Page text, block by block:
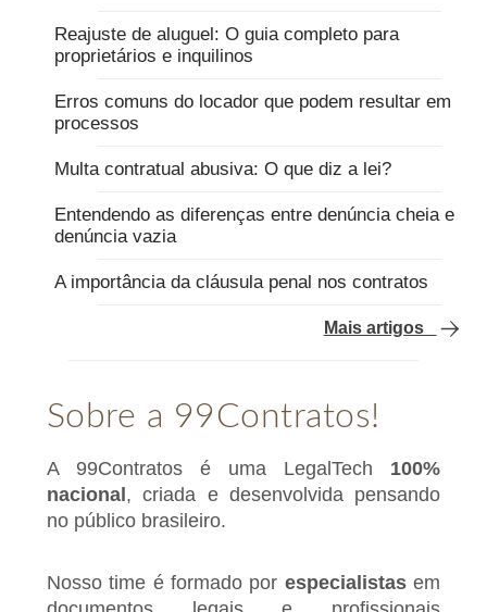
Reajuste de aluguel: O guia completo para
proprietários e inquilinos
Erros comuns do locador que podem resultar em
processos
Multa contratual abusiva: O que diz a lei?
Entendendo as diferenças entre denúncia cheia e
denúncia vazia
A importância da cláusula penal nos contratos
Mais artigos
Sobre a 99Contratos!
A 99Contratos é uma LegalTech 100%
nacional, criada e desenvolvida pensando
no público brasileiro.
Nosso time é formado por especialistasem